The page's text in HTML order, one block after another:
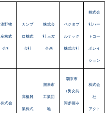
浅野物
産株式
会社
カンプ
ロ株式
会社
株式会
社 三友
企画
ベジタブ
ルテック
株式会社
株式会
社ハー
トコー
ポレイ
ション
株式会
高橋興
業株式
潮来市
工業団
地
潮来市
（男女共
同参画ネ
株式会
社
アクト